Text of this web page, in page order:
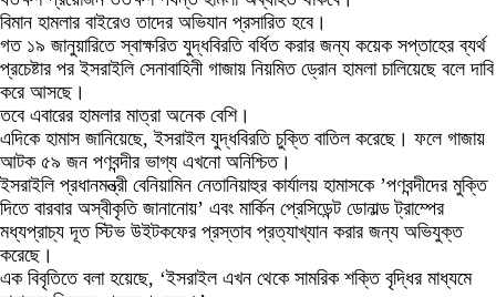
বিমান হামলার বাইরেও তাদের অভিযান প্রসারিত হবে।
গত ১৯ জানুয়ারিতে স্বাক্ষরিত যুদ্ধবিরতি বর্ধিত করার জন্য কয়েক সপ্তাহের ব্যর্থ
প্রচেষ্টার পর ইসরাইলি সেনাবাহিনী গাজায় নিয়মিত ড্রোন হামলা চালিয়েছে বলে দাবি
করে আসছে।
তবে এবারের হামলার মাত্রা অনেক বেশি।
এদিকে হামাস জানিয়েছে, ইসরাইল যুদ্ধবিরতি চুক্তি বাতিল করেছে। ফলে গাজায়
আটক ৫৯ জন পণবন্দীর ভাগ্য এখনো অনিশ্চিত।
ইসরাইলি প্রধানমন্ত্রী বেনিয়ামিন নেতানিয়াহুর কার্যালয় হামাসকে ’পণবন্দীদের মুক্তি
দিতে বারবার অস্বীকৃতি জানানোয়’ এবং মার্কিন প্রেসিডেন্ট ডোনাল্ড ট্রাম্পের
মধ্যপ্রাচ্য দূত স্টিভ উইটকফের প্রস্তাব প্রত্যাখ্যান করার জন্য অভিযুক্ত
করেছে।
এক বিবৃতিতে বলা হয়েছে, ‘ইসরাইল এখন থেকে সামরিক শক্তি বৃদ্ধির মাধ্যমে